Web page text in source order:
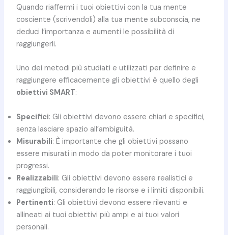
Quando riaffermi i tuoi obiettivi con la tua mente
cosciente (scrivendoli) alla tua mente subconscia, ne
deduci l’importanza e aumenti le possibilità di
raggiungerli.
Uno dei metodi più studiati e utilizzati per definire e
raggiungere efficacemente gli obiettivi è quello degli
obiettivi SMART:
Specifici: Gli obiettivi devono essere chiari e specifici,
senza lasciare spazio all’ambiguità.
Misurabili: È importante che gli obiettivi possano
essere misurati in modo da poter monitorare i tuoi
progressi.
Realizzabili: Gli obiettivi devono essere realistici e
raggiungibili, considerando le risorse e i limiti disponibili.
Pertinenti: Gli obiettivi devono essere rilevanti e
allineati ai tuoi obiettivi più ampi e ai tuoi valori
personali.